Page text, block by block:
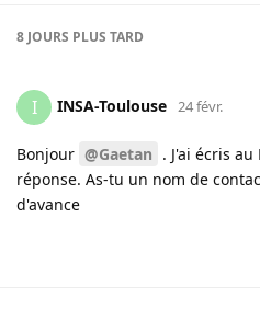
8 JOURS PLUS TARD
I INSA-Toulouse 24 févr.
Bonjour @Gaetan . J'ai écris
réponse. As-tu un nom de
d'avance